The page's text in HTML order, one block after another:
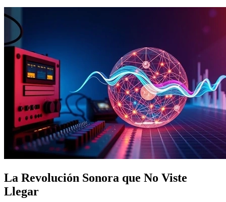
La Revolución Sonora que No Viste
Llegar